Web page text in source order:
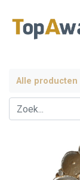
Alle producten